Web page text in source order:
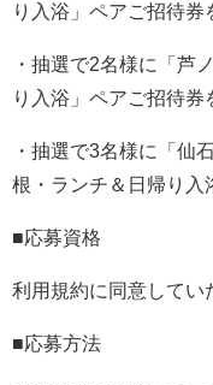
り入浴」ペアご招待券
・抽選で2名様に「芦
り入浴」ペアご招待券
・抽選で3名様に「仙
根・ランチ＆日帰り入
■応募資格
利用規約に同意してい
■応募方法